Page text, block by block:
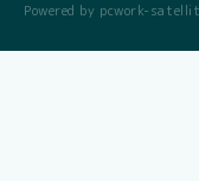
Powered by pcwork-